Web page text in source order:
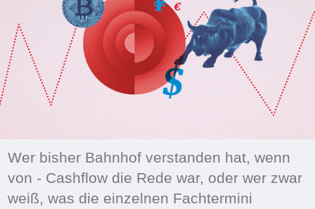
Wer bisher Bahnhof verstanden hat, wenn
von - Cashflow die Rede war, oder wer zwar
weiß, was die einzelnen Fachtermini